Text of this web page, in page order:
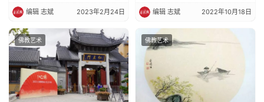
编辑 志斌 2023年2月24日 编辑 志斌 2022年10月18日
佛教艺术 佛教艺术